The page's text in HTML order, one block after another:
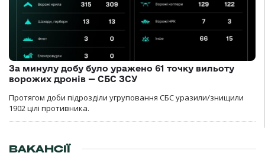
За минулу добу було уражено 61 точку вильоту
ворожих дронів — СБС ЗСУ
Протягом доби підрозділи угруповання СБС уразили/знищили
1902 цілі противника.
ВАКАНСІЇ